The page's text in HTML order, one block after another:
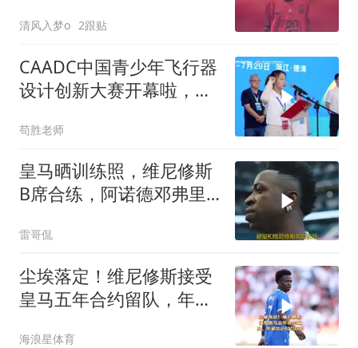
清风入梦o 2跟贴
CAADC中国青少年飞行器
设计创新大赛开幕啦，来
苟胜老师
皇马晒训练照，维尼修斯
B席合练，阿诺德邓弗里
雷哥侃
尘埃落定！维尼修斯接受
皇马五年合约留队，年薪
海浪星体育